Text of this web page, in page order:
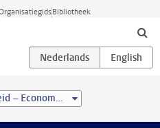
Bibliotheek
Rechtsgeleerdheid – Economie (LL.B.)